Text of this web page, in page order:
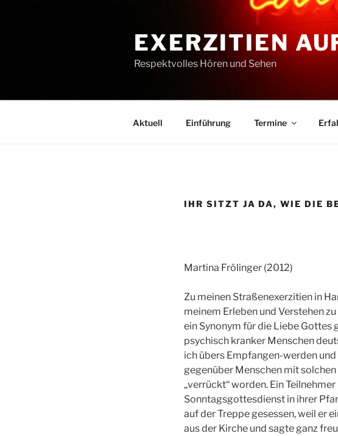
EXERZITIEN
Respektvolles Hören und Sehen
Aktuell Einführung Termine
IHR SITZT JA DA, WIE DIE
Martina Frölinger (2012)
Zu meinen Straßenexerzitien in
meinem Erleben und Verstehen
ein Synonym für die Liebe
psychisch kranker Menschen
ich übers Empfangen-werden
gegenüber Menschen mit
„verrückt“ worden. Ein
Sonntagsgottesdienst in ihrer
auf der Treppe gesessen, weil er
aus der Kirche und sagte ganz